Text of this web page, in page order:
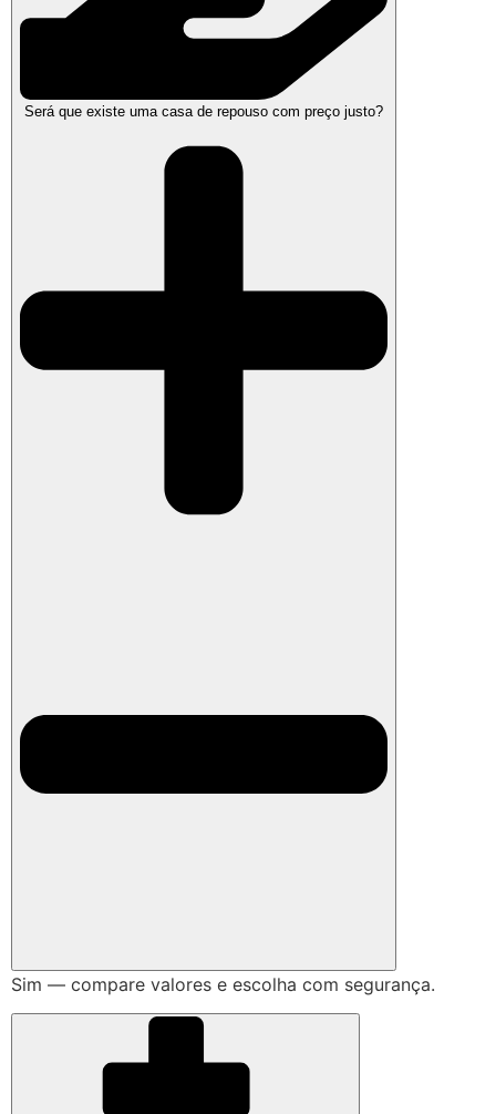
Será que existe uma casa de repouso com preço justo?
Sim — compare valores e escolha com segurança.